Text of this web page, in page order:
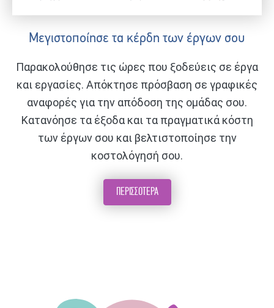
Μεγιστοποίησε τα κέρδη των έργων σου
Παρακολούθησε τις ώρες που ξοδεύεις σε έργα
και εργασίες. Απόκτησε πρόσβαση σε γραφικές
αναφορές για την απόδοση της ομάδας σου.
Κατανόησε τα έξοδα και τα πραγματικά κόστη
των έργων σου και βελτιστοποίησε την
κοστολόγησή σου.
ΠΕΡΙΣΣΟΤΕΡΑ